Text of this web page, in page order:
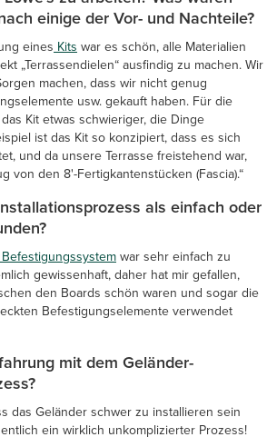
einige der Vor- und Nachteile?
eines Kits war es schön, alle Materialien
„Terrassendielen“ ausfindig zu machen. Wir
machen, dass wir nicht genug
usw. gekauft haben. Für die
Kit etwas schwieriger, die Dinge
ist das Kit so konzipiert, dass es sich
und da unsere Terrasse freistehend war,
von den 8'-Fertigkantenstücken (Fascia).“
als einfach oder
war sehr einfach zu
gewissenhaft, daher hat mir gefallen,
den Boards schön waren und sogar die
Befestigungselemente verwendet
mit dem Geländer-
das Geländer schwer zu installieren sein
ein wirklich unkomplizierter Prozess!